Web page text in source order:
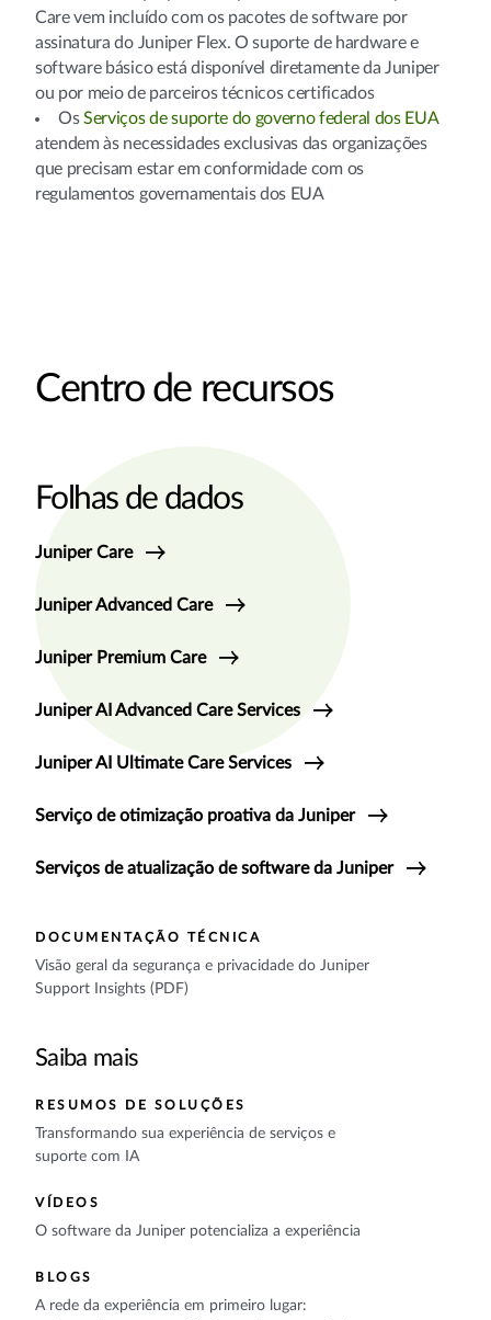
Care vem incluído com os pacotes de software por
assinatura do Juniper Flex. O suporte de hardware e
software básico está disponível diretamente da Juniper
ou por meio de parceiros técnicos certificados
OsServiços de suporte do governo federal dos EUA
atendem às necessidades exclusivas das organizações
que precisam estar em conformidade com os
regulamentos governamentais dos EUA
Centro de recursos
DOCUMENTAÇÃO TÉCNICA
Visão geral da segurança e privacidade do Juniper
Support Insights (PDF)
Saiba mais
RESUMOS DE SOLUÇÕES
Transformando sua experiência de serviços e
suporte com IA
VÍDEOS
O software da Juniper potencializa a experiência
BLOGS
A rede da experiência em primeiro lugar:
Folhas de dados
Juniper Care
Juniper Advanced Care
Juniper Premium Care
Juniper AI Advanced Care Services
Juniper AI Ultimate Care Services
Serviço de otimização proativa da Juniper
Serviços de atualização de software da Juniper